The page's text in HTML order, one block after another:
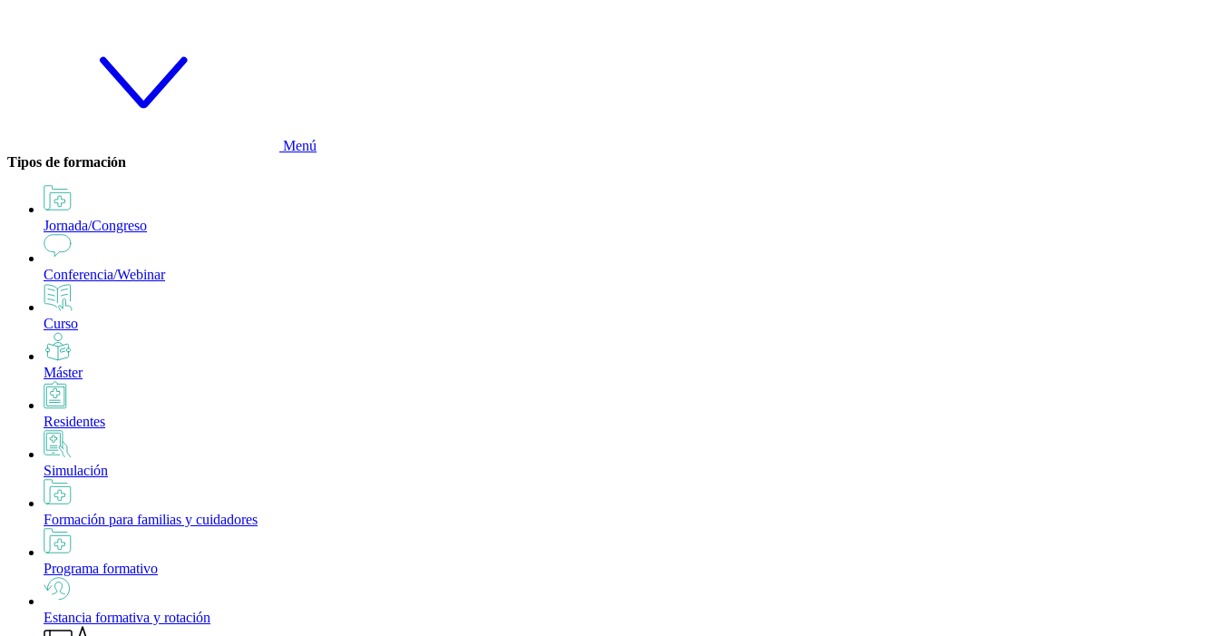
Menú
Tipos de formación
Jornada/Congreso
Conferencia/Webinar
Curso
Máster
Residentes
Simulación
Formación para familias y cuidadores
Programa formativo
Estancia formativa y rotación